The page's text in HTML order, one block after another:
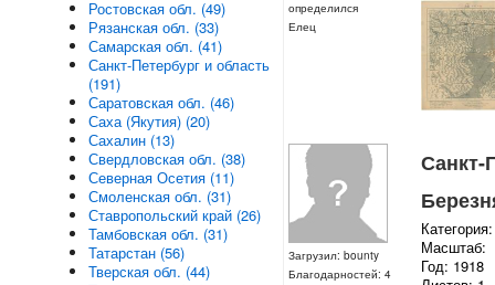
определился
Елец
Загрузил: bounty
Благодарностей: 4
Санкт-
Масштаб:
Год: 1918
Ростовская обл. (49)
Рязанская обл. (33)
Самарская обл. (41)
Санкт-Петербург и область
(191)
Саратовская обл. (46)
Саха (Якутия) (20)
Сахалин (13)
Свердловская обл. (38)
Северная Осетия (11)
Смоленская обл. (31)
Ставропольский край (26)
Тамбовская обл. (31)
Татарстан (56)
Тверская обл. (44)